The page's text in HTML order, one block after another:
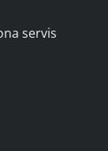
servis